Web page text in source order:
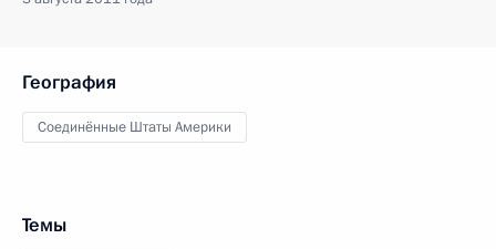
География
Соединённые Штаты Америки
Темы